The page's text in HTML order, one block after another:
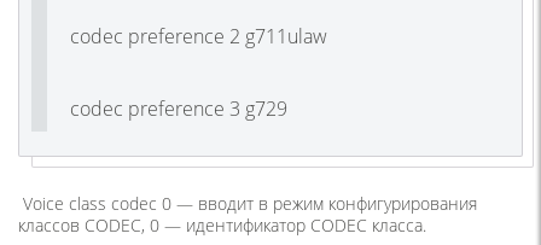
codec preference 2 g711ulaw
codec preference 3 g729
Voice class codec 0 — вводит в режим конфигурирования
классов CODEC, 0 — идентификатор CODEC класса.